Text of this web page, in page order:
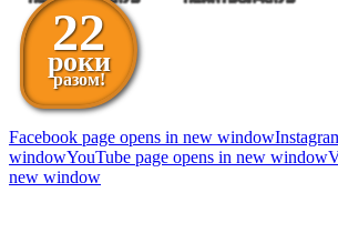
22
роки
разом!
Facebook page opens in new window
windowYouTube page opens in new window
new window